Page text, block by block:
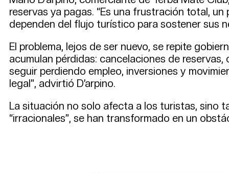
reservas ya pagas. “Es una frustración total,
dependen del flujo turístico para sostener sus
El problema, lejos de ser nuevo, se repite
acumulan pérdidas: cancelaciones de
seguir perdiendo empleo, inversiones y
legal”, advirtió D’arpino.
La situación no solo afecta a los turistas, sino
“irracionales”, se han transformado en un